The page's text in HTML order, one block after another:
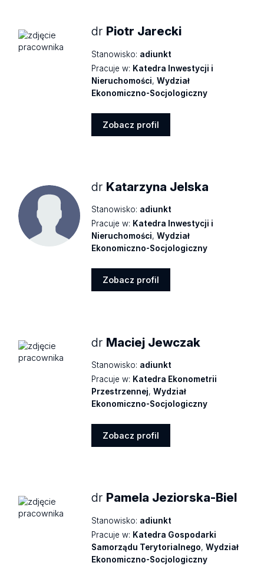
dr Piotr Jarecki
Stanowisko: adiunkt
Pracuje w: Katedra Inwestycji i
Nieruchomości,Wydział
Ekonomiczno-Socjologiczny
Zobacz profil
dr Katarzyna Jelska
Stanowisko: adiunkt
Pracuje w: Katedra Inwestycji i
Nieruchomości,Wydział
Ekonomiczno-Socjologiczny
Zobacz profil
dr Maciej Jewczak
Stanowisko: adiunkt
Pracuje w: Katedra Ekonometrii
Przestrzennej,Wydział
Ekonomiczno-Socjologiczny
Zobacz profil
dr Pamela Jeziorska-Biel
Stanowisko: adiunkt
Pracuje w: Katedra Gospodarki
Samorządu Terytorialnego,Wydział
Ekonomiczno-Socjologiczny